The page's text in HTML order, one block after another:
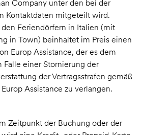
Company unter den bei der
Kontaktdaten mitgeteilt wird.
den Feriendörfern in Italien (mit
in Town) beinhaltet im Preis einen
Europ Assistance, der es dem
einer Stornierung der
der Vertragsstrafen gemäß
Assistance zu verlangen.
Zeitpunkt der Buchung oder der